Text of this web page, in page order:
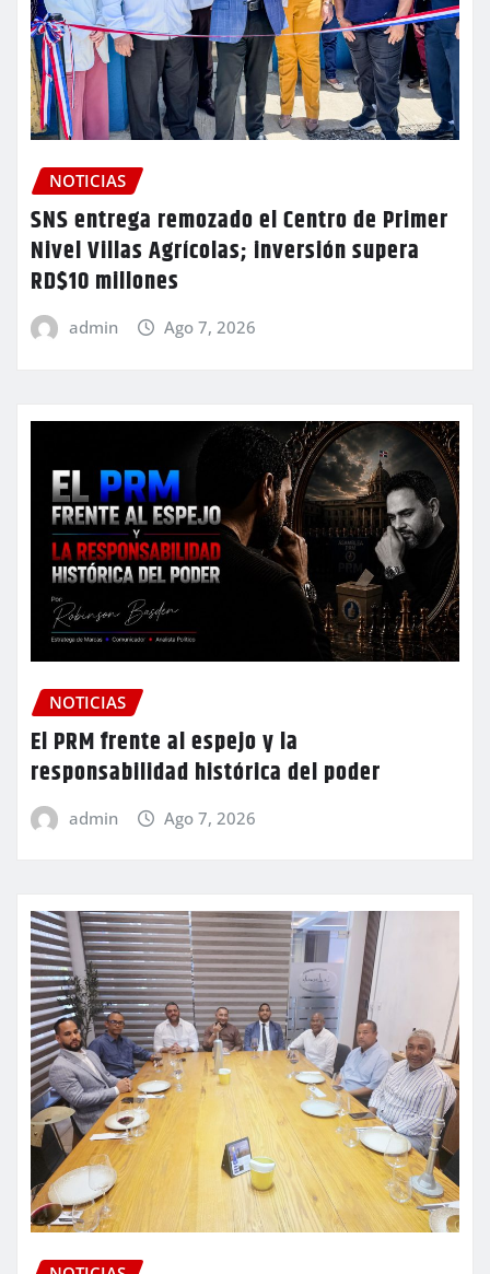
NOTICIAS
SNS entrega remozado el Centro de Primer
Nivel Villas Agrícolas; inversión supera
RD$10 millones
admin Ago 7, 2026
NOTICIAS
El PRM frente al espejo y la
responsabilidad histórica del poder
admin Ago 7, 2026